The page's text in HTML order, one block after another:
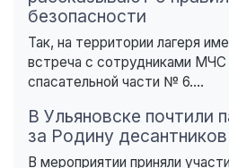
безопасности
Так, на территории лагеря
встреча с сотрудниками
спасательной части № 6....
В Ульяновске почтили
за Родину десантников
В мероприятии приняли